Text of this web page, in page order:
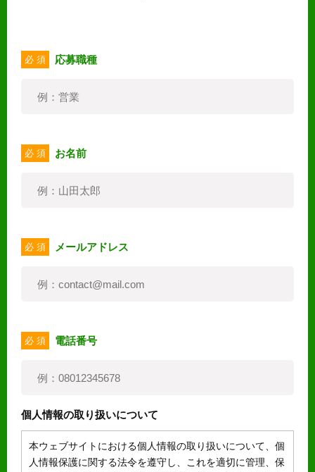
必 須 応募職種
必 須 お名前
必 須 メールアドレス
必 須 電話番号
個人情報の取り扱いについて
本ウェブサイトにおける個人情報の取り扱いについて、個
人情報保護に関する法令を遵守し、これを適切に管理、保